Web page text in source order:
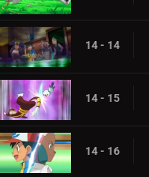
14 - 14
14 - 15
14 - 16